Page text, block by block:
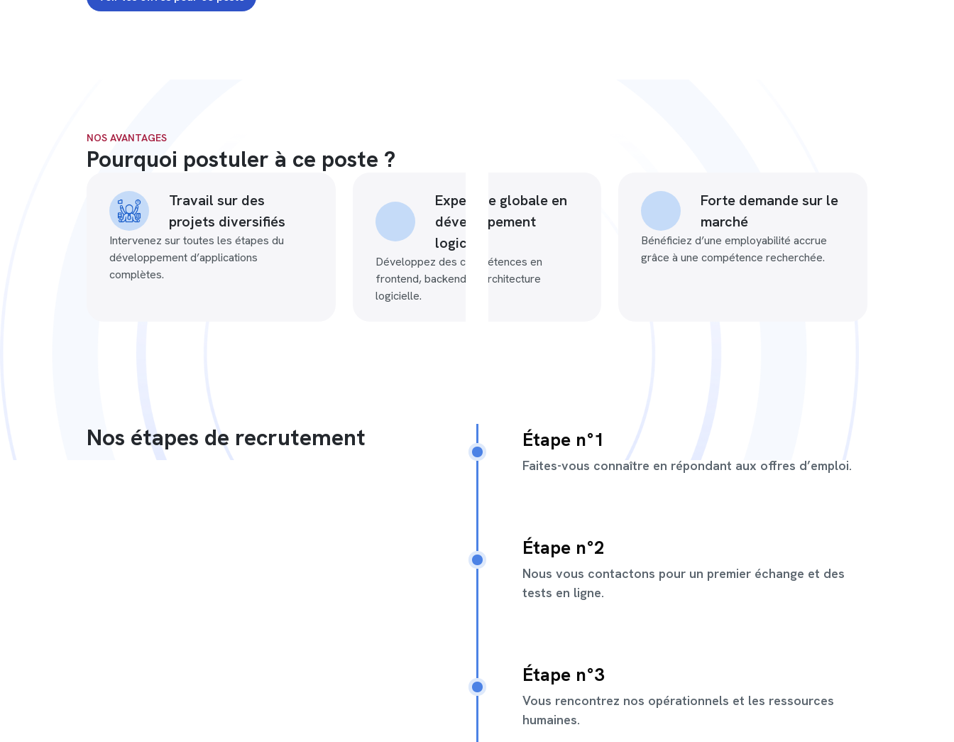
NOS AVANTAGES
Pourquoi postuler à ce poste ?
Travail sur des
projets diversifiés
Intervenez sur toutes les étapes du
développement d’applications
complètes.
Expertise globale en
développement
logiciel
Développez des compétences en
frontend, backend et architecture
logicielle.
Forte demande sur le
marché
Bénéficiez d’une employabilité accrue
grâce à une compétence recherchée.
Nos étapes de recrutement Étape n°1
Faites-vous connaître en répondant aux offres d’emploi.
Étape n°2
Nous vous contactons pour un premier échange et des
tests en ligne.
Étape n°3
Vous rencontrez nos opérationnels et les ressources
humaines.